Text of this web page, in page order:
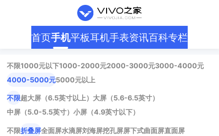
首页手机平板耳机手表资讯百科专栏
不限1000元以下1000-2000元2000-3000元3000-4000元
4000-5000元5000元以上
不限超大屏（6.5英寸以上） 大屏（5.6-6.5英寸）
中屏（5.0-5.5英寸）小屏（4.9英寸以下）
不限折叠屏全面屏水滴屏刘海屏挖孔屏屏下式曲面屏直面屏